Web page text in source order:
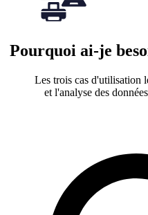
Pourquoi ai-je
Les trois cas d'utilisation
et l'analyse des